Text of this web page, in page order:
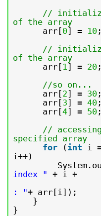
//
of the array
arr[0] = 10;
// initialize
of the array
arr[ 1] = 20;
//so on...
arr[2] = 30;
arr[3] = 40;
arr[4] = 50;
//
specified array
for
(int i
i++)
index " + i +
: "+ arr[i]);
}
}